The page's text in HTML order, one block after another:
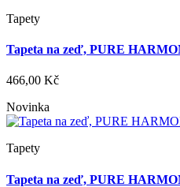
Tapety
Tapeta na zeď, PURE
466,00 Kč
Novinka
Tapety
Tapeta na zeď, PURE